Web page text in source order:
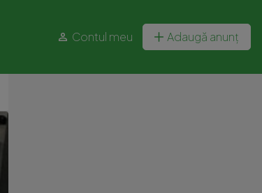
Contul meu Adaugă anunț